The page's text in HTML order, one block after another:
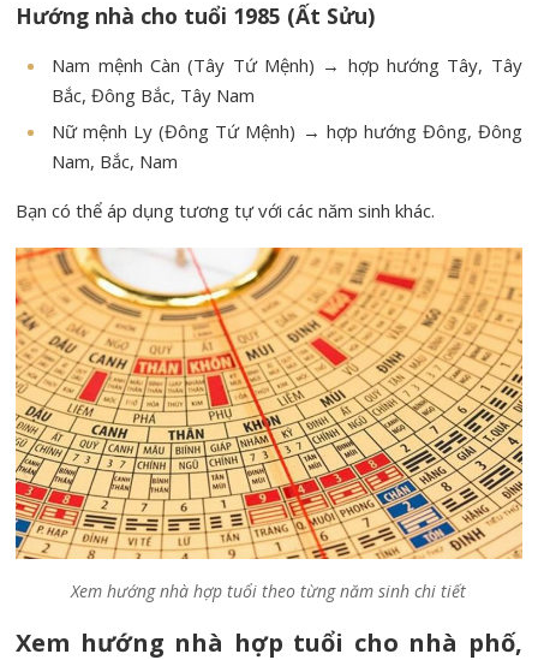
Hướng nhà cho tuổi 1985 (Ất Sửu)
Nam mệnh Càn (Tây Tứ Mệnh) → hợp hướng Tây, Tây
Bắc, Đông Bắc, Tây Nam
Nữ mệnh Ly (Đông Tứ Mệnh) → hợp hướng Đông, Đông
Nam, Bắc, Nam
Bạn có thể áp dụng tương tự với các năm sinh khác.
Xem hướng nhà hợp tuổi theo từng năm sinh chi tiết
Xem hướng nhà hợp tuổi cho nhà phố,